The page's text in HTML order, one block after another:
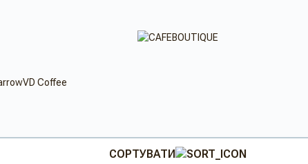
VD Coffee
СОРТУВАТИ